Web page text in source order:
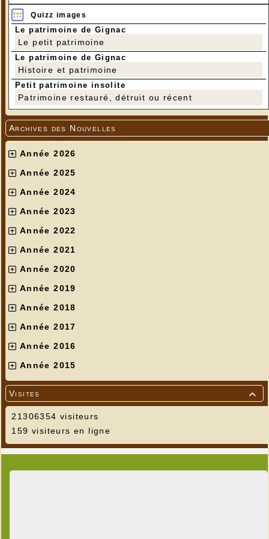
Quizz images
Le patrimoine de Gignac
Le petit patrimoine
Le patrimoine de Gignac
Histoire et patrimoine
Petit patrimoine insolite
Patrimoine restauré, détruit ou récent
Archives des Nouvelles
Année 2026
Année 2025
Année 2024
Année 2023
Année 2022
Année 2021
Année 2020
Année 2019
Année 2018
Année 2017
Année 2016
Année 2015

Visites
21306354 visiteurs
159 visiteurs en ligne